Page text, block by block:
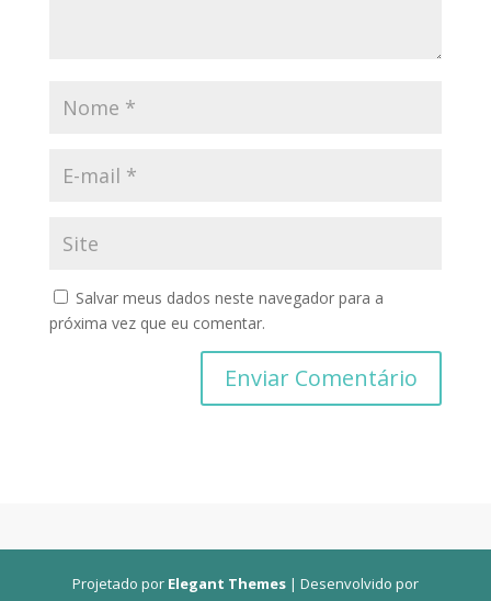
Salvar meus dados neste navegador para a
próxima vez que eu comentar.
Projetado por Elegant Themes| Desenvolvido por